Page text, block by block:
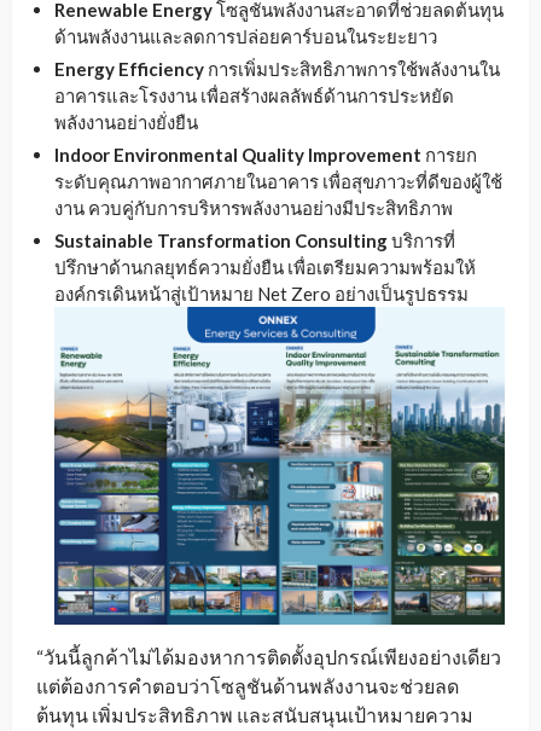
Renewable Energyโซลูชันพลังงานสะอาดที่ช่วยลดต้นทุน
ด้านพลังงานและลดการปล่อยคาร์บอนในระยะยาว
Energy Efficiency การเพิ่มประสิทธิภาพการใช้พลังงานใน
อาคารและโรงงาน เพื่อสร้างผลลัพธ์ด้านการประหยัด
พลังงานอย่างยั่งยืน
Indoor Environmental Quality Improvement การยก
ระดับคุณภาพอากาศภายในอาคาร เพื่อสุขภาวะที่ดีของผู้ใช้
งาน ควบคู่กับการบริหารพลังงานอย่างมีประสิทธิภาพ
Sustainable Transformation Consultingบริการที่
ปรึกษาด้านกลยุทธ์ความยั่งยืน เพื่อเตรียมความพร้อมให้
องค์กรเดินหน้าสู่เป้าหมาย Net Zero อย่างเป็นรูปธรรม
“วันนี้ลูกค้าไม่ได้มองหาการติดตั้งอุปกรณ์เพียงอย่างเดียว
แต่ต้องการคำตอบว่าโซลูชันด้านพลังงานจะช่วยลด
ต้นทุน เพิ่มประสิทธิภาพ และสนับสนุนเป้าหมายความ